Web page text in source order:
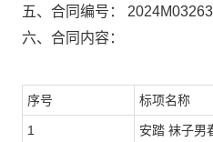
五、合同编号：
六、合同内容：
序号 标项名称
1
安踏 袜子男